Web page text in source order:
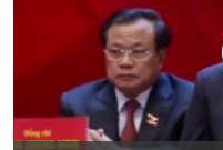
No media